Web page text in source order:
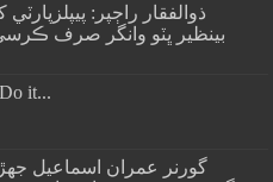
ذوالفقار راڄپر:
بينظير ڀٽو وانگر صرف
it...